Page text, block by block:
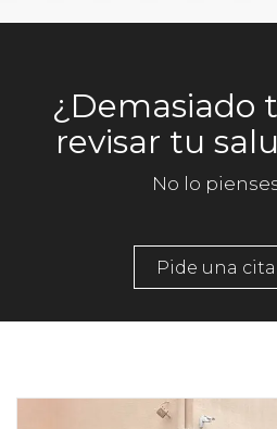
¿Demasiado
revisar tu
No lo
Pide una cita